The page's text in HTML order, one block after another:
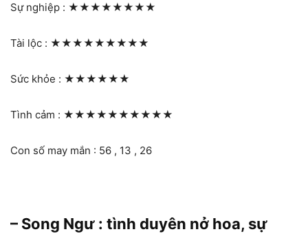
Sự nghiệp : ★★★★★★★★
Tài lộc : ★★★★★★★★★
Sức khỏe : ★★★★★★
Tình cảm : ★★★★★★★★★★
Con số may mắn : 56 , 13 , 26
– Song Ngư : tình duyên nở hoa, sự